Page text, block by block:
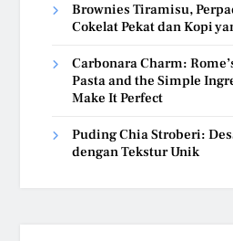
Brownies Tiramisu,
Cokelat Pekat dan Kopi
Carbonara Charm:
Pasta and the Simple
Make It Perfect
Puding Chia Stroberi:
dengan Tekstur Unik